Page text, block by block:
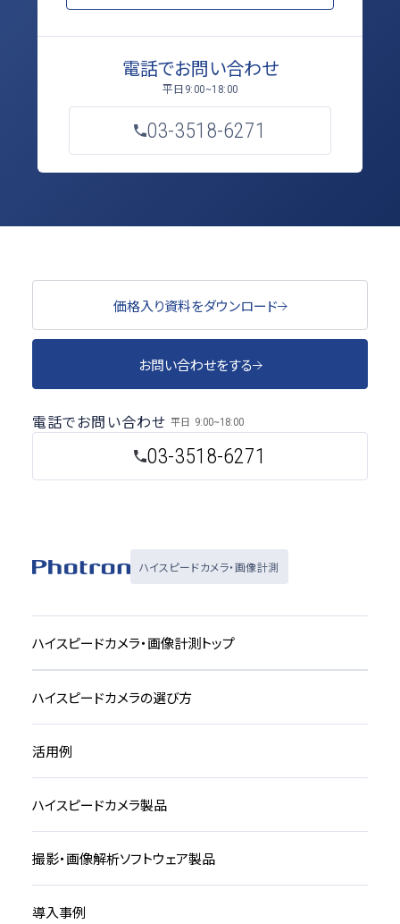
電話でお問い合わせ
平日 9:00~18:00
03-3518-6271
価格入り資料をダウンロード
お問い合わせをする
03-3518-6271
電話でお問い合わせ 平日 9:00~18:00
ハイスピードカメラ・画像計測
ハイスピードカメラ・画像計測トップ
ハイスピードカメラの選び方
活用例
ハイスピードカメラ製品
撮影・画像解析ソフトウェア製品
導入事例